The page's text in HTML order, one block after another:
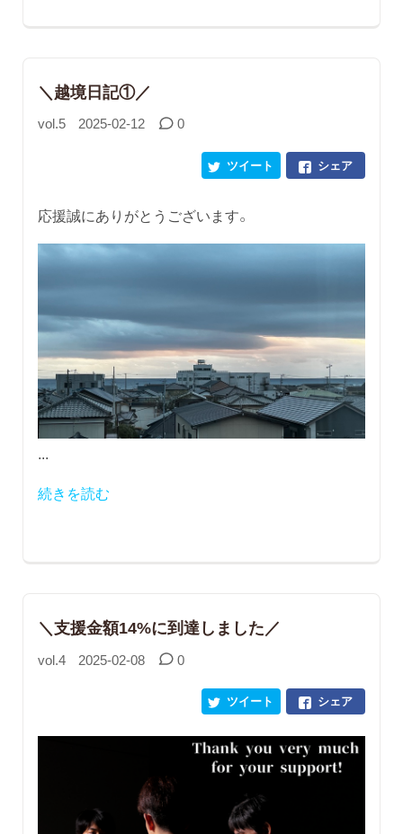
＼越境日記①／
vol.5 2025-02-12 0
シェア
ツイート
応援誠にありがとうございます。
...
続きを読む
＼支援金額14%に到達しました／
vol.4 2025-02-08 0
シェア
ツイート